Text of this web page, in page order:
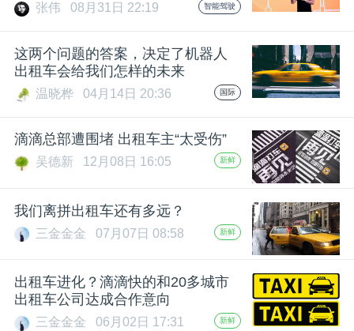
张伟 08月31日 22:19 智能驾驶
这两个问题的答案，决定了机器人
出租车会给我们怎样的未来
温晓桦 04月14日 20:36 国际
滴滴总部遭围堵 出租车主“太受伤”
吴德新 12月08日 16:05 新鲜
我们离拼出租车还有多远？
三金金金 07月07日 08:58 新鲜
出租车进化？滴滴快的和20多城市
出租车公司达成合作意向
三金金金 06月02日 17:31 新鲜